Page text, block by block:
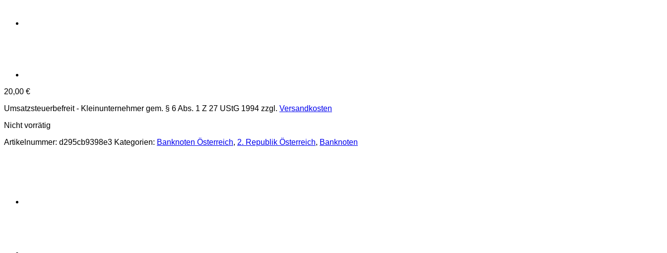
20,00 €
Umsatzsteuerbefreit - Kleinunternehmer gem. § 6 Abs. 1 Z 27 UStG 1994 zzgl. Versandkosten
Nicht vorrätig
Artikelnummer: d295cb9398e3 Kategorien: Banknoten Österreich, 2. Republik Österreich, Banknoten